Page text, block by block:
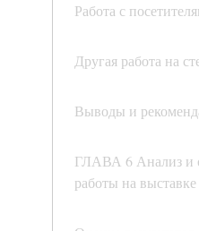
Работа с
Другая работа на
Выводы и
ГЛАВА 6 Анализ и
работы на выставке